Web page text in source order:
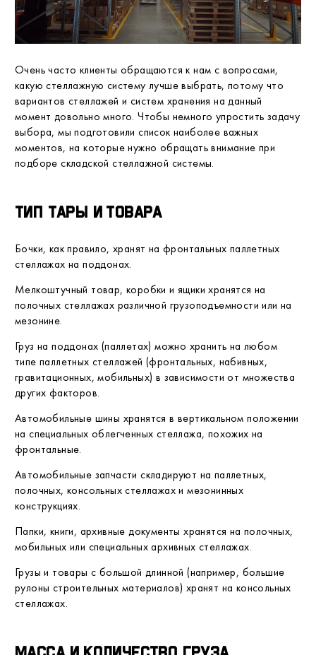
Очень часто клиенты обращаются к нам с вопросами,
какую стеллажную систему лучше выбрать, потому что
вариантов стеллажей и систем хранения на данный
момент довольно много. Чтобы немного упростить задачу
выбора, мы подготовили список наиболее важных
моментов, на которые нужно обращать внимание при
подборе складской стеллажной системы.
Тип тары и товара
Бочки, как правило, хранят на фронтальных паллетных
стеллажах на поддонах.
Мелкоштучный товар, коробки и ящики хранятся на
полочных стеллажах различной грузоподъемности или на
мезонине.
Груз на поддонах (паллетах) можно хранить на любом
типе паллетных стеллажей (фронтальных, набивных,
гравитационных, мобильных) в зависимости от множества
других факторов.
Автомобильные шины хранятся в вертикальном положении
на специальных облегченных стеллажа, похожих на
фронтальные.
Автомобильные запчасти складируют на паллетных,
полочных, консольных стеллажах и мезонинных
конструкциях.
Папки, книги, архивные документы хранятся на полочных,
мобильных или специальных архивных стеллажах.
Грузы и товары с большой длинной (например, большие
рулоны строительных материалов) хранят на консольных
стеллажах.